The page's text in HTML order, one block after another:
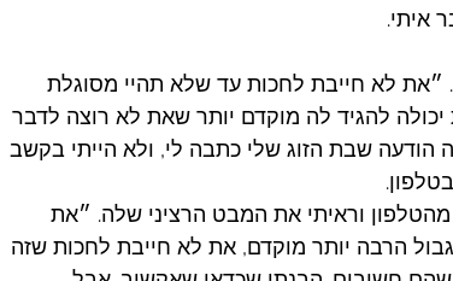
איתי.
״את לא חייבת לחכות עד שלא תהיי מסוגלת
להגיד לה מוקדם יותר שאת לא רוצה לדבר
הודעה שבת הזוג שלי כתבה לי, ולא הייתי בקשב
וראיתי את המבט הרציני שלה. ״את
הרבה יותר מוקדם, את לא חייבת לחכות שזה